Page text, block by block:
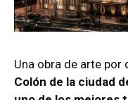
Una obra de arte por
Colón de la ciudad